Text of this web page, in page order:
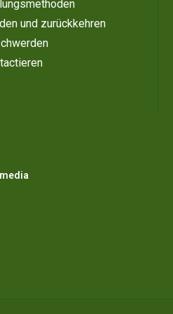
und zurückkehren